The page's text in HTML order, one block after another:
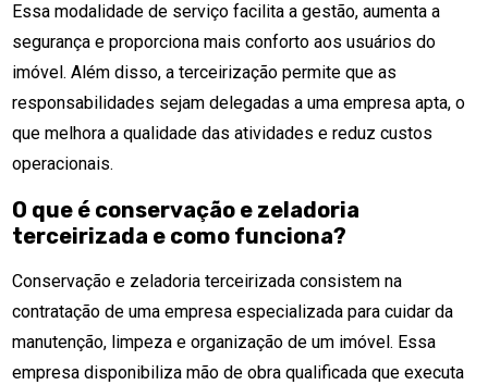
Essa modalidade de serviço facilita a gestão, aumenta a
segurança e proporciona mais conforto aos usuários do
imóvel. Além disso, a terceirização permite que as
responsabilidades sejam delegadas a uma empresa apta, o
que melhora a qualidade das atividades e reduz custos
operacionais.
O que é conservação e zeladoria
terceirizada e como funciona?
Conservação e zeladoria terceirizada consistem na
contratação de uma empresa especializada para cuidar da
manutenção, limpeza e organização de um imóvel. Essa
empresa disponibiliza mão de obra qualificada que executa